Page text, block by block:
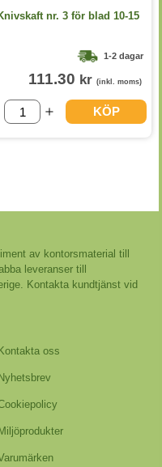
nr. 3 för blad 10-15
1-2 dagar
111.30 kr (inkl. moms)
KÖP
av kontorsmaterial till
leveranser till
Kontakta kundtjänst vid
Kontakta oss
Nyhetsbrev
Miljöprodukter